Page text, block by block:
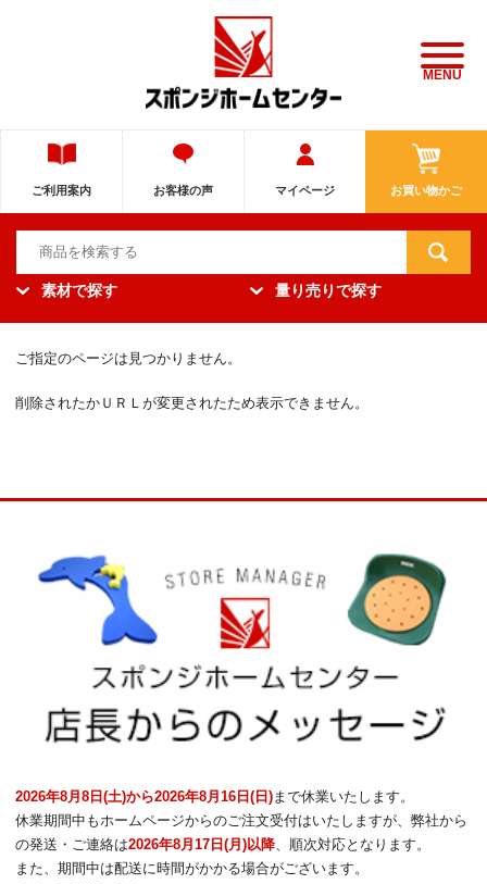
MENU
お買い物かご
マイページ
お客様の声
ご利用案内
素材で探す 量り売りで探す
ご指定のページは見つかりません。
削除されたかＵＲＬが変更されたため表示できません。
2026年8月8日(土)から2026年8月16日(日) まで休業いたします。
休業期間中もホームページからのご注文受付はいたしますが、弊社から
の発送・ご連絡は2026年8月17日(月)以降 、順次対応となります。
また、期間中は配送に時間がかかる場合がございます。